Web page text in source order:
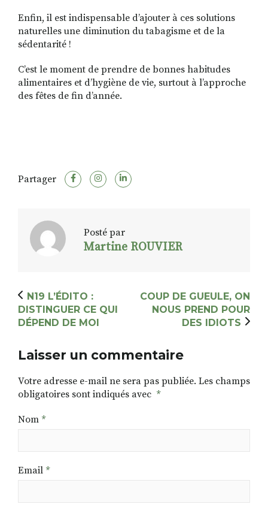
Enfin, il est indispensable d’ajouter à ces solutions
naturelles une diminution du tabagisme et de la
sédentarité !
C’est le moment de prendre de bonnes habitudes
alimentaires et d’hygiène de vie, surtout à l’approche
des fêtes de fin d’année.
Partager
Posté par
Martine ROUVIER
N19 L’ÉDITO :
DISTINGUER CE QUI
DÉPEND DE MOI
COUP DE GUEULE, ON
NOUS PREND POUR
DES IDIOTS
Laisser un commentaire
Votre adresse e-mail ne sera pas publiée. Les champs
obligatoires sont indiqués avec *
Nom *
Email *